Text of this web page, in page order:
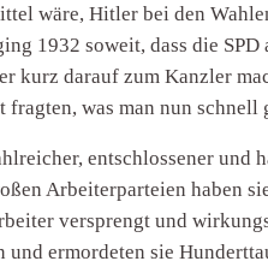
wäre, Hitler bei den
1932 soweit, dass die
kurz darauf zum Kanzler
was man nun
entschlossener und
Arbeiterparteien haben
versprengt und
ermordeten sie